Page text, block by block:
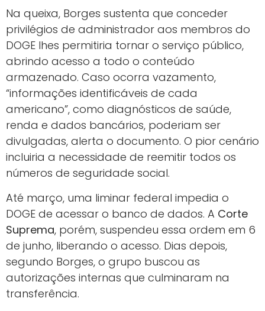
Na queixa, Borges sustenta que conceder
privilégios de administrador aos membros do
DOGE lhes permitiria tornar o serviço público,
abrindo acesso a todo o conteúdo
armazenado. Caso ocorra vazamento,
“informações identificáveis de cada
americano”, como diagnósticos de saúde,
renda e dados bancários, poderiam ser
divulgadas, alerta o documento. O pior cenário
incluiria a necessidade de reemitir todos os
números de seguridade social.
Até março, uma liminar federal impedia o
DOGE de acessar o banco de dados. A Corte
Suprema, porém, suspendeu essa ordem em 6
de junho, liberando o acesso. Dias depois,
segundo Borges, o grupo buscou as
autorizações internas que culminaram na
transferência.